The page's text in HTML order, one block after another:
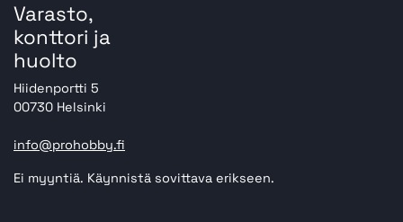
Varasto,
konttori ja
huolto
Hiidenportti 5
00730 Helsinki
info@prohobby.fi
Ei myyntiä. Käynnistä sovittava erikseen.